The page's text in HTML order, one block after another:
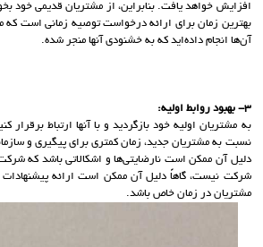
افزایش خواهد یافت. بنابراین، از مشتریان قدیمی خود
بهترین زمان برای ارائه درخواست توصیه زمانی است که
آن‌ها انجام داده‌اید که به خشنودی آنها منجر شده.
3- بهبود روابط اولیه:
به مشتریان اولیه خود بازگردید و با آنها ارتباط
نسبت به مشتریان جدید، زمان کمتری برای پیگیری و
دلیل آن ممکن است نارضایتی‌ها و اشکالاتی باشد که
شرکت نیست، گاهاً دلیل آن ممکن است ارائه پیشنهادات
مشتریان در زمان خاص باشد.